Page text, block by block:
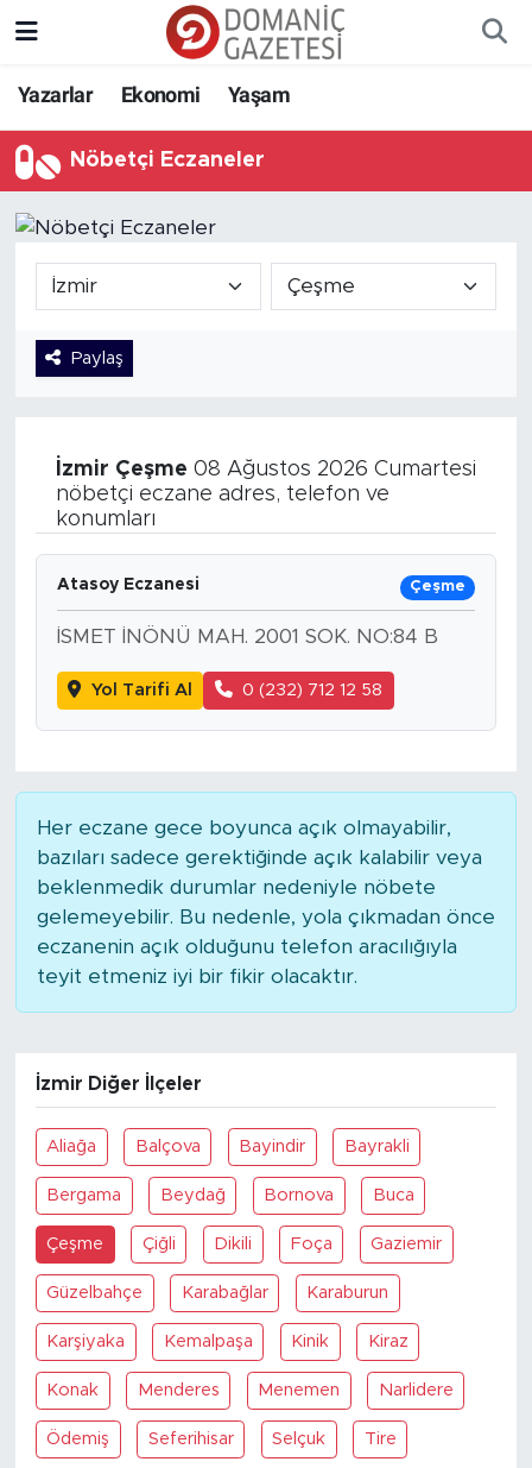
Yazarlar Ekonomi Yaşam
Nöbetçi Eczaneler
Paylaş
İzmir Çeşme 08 Ağustos 2026 Cumartesi
nöbetçi eczane adres, telefon ve
konumları
Atasoy Eczanesi Çeşme
İSMET İNÖNÜ MAH. 2001 SOK. NO:84 B
Yol Tarifi Al 0 (232) 712 12 58
Her eczane gece boyunca açık olmayabilir,
bazıları sadece gerektiğinde açık kalabilir veya
beklenmedik durumlar nedeniyle nöbete
gelemeyebilir. Bu nedenle, yola çıkmadan önce
eczanenin açık olduğunu telefon aracılığıyla
teyit etmeniz iyi bir fikir olacaktır.
İzmir Diğer İlçeler
Aliağa Balçova Bayindir Bayrakli
Bergama Beydağ Bornova Buca
Çeşme Çiğli Dikili Foça Gaziemir
Güzelbahçe Karabağlar Karaburun
Karşiyaka Kemalpaşa Kinik Kiraz
Konak Menderes Menemen Narlidere
Ödemiş Seferihisar Selçuk Tire